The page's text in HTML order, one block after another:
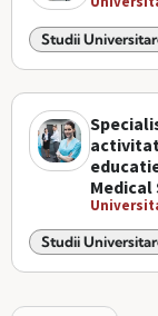
Studii
Medical
Studii